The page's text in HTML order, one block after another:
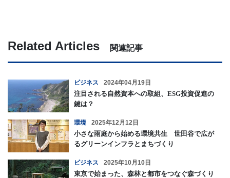
Related Articles 関連記事
ビジネス 2024年04月19日
注目される自然資本への取組、ESG投資促進の
鍵は？
環境 2025年12月12日
小さな雨庭から始める環境共生 世田谷で広が
るグリーンインフラとまちづくり
ビジネス 2025年10月10日
東京で始まった、森林と都市をつなぐ森づくり